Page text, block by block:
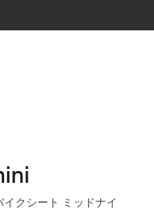
クシート ミッドナイ